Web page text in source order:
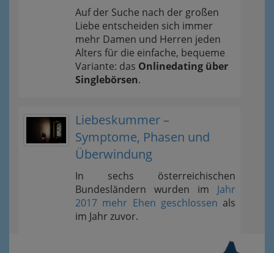
Auf der Suche nach der großen
Liebe entscheiden sich immer
mehr Damen und Herren jeden
Alters für die einfache, bequeme
Variante: das Onlinedating über
Singlebörsen.
Liebeskummer –
Symptome, Phasen und
Überwindung
In sechs österreichischen
Bundesländern wurden im Jahr
2017 mehr Ehen geschlossen als
im Jahr zuvor.